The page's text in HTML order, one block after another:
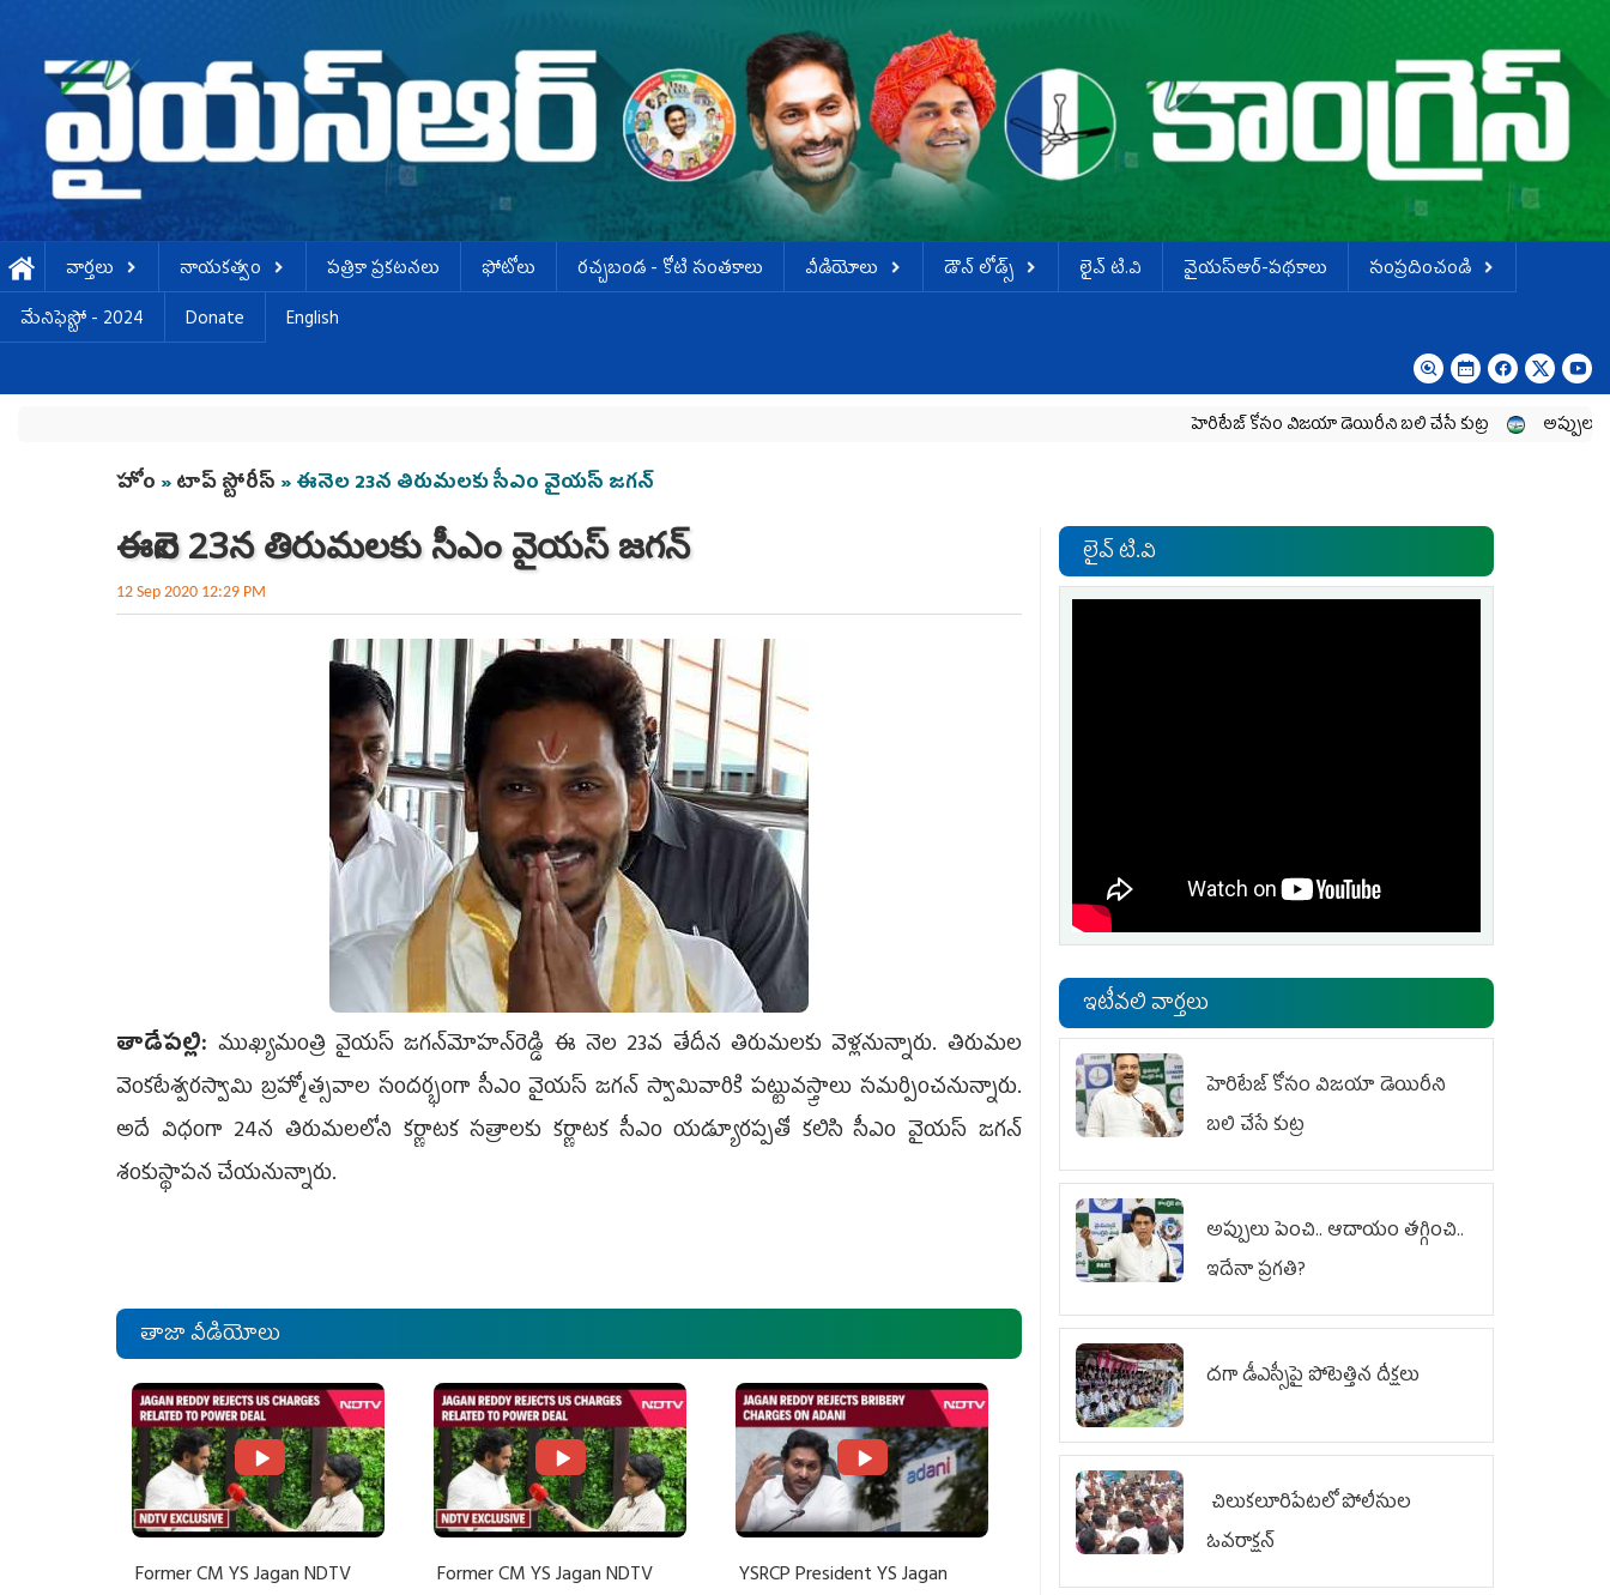
వార్తలు నాయకత్వం పత్రికా ప్రకటనలు ఫోటోలు ర‌చ్చ‌బండ‌ - కోటి సంత‌కాలు వీడియోలు డౌన్ లోడ్స్ లైవ్ టి.వి వైయస్ఆర్-పథకాలు
సంప్రదించండి
మేనిఫెస్టో - 2024
Donate English
హెరిటేజ్ కోసం విజయా డెయిరీని బలి చేసే కుట్ర‌ అప్పులు పెంచి..
You are here
హోం »టాప్ స్టోరీస్ » ఈనెల 23న తిరుమలకు సీఎం వైయస్‌ జగన్‌
ఈనెల 23న తిరుమలకు సీఎం వైయస్‌ జగన్‌
12 Sep 2020 12:29 PM
తాడేపల్లి: ముఖ్యమంత్రి వైయస్‌ జగన్‌మోహన్‌రెడ్డి ఈ నెల 23వ తేదీన తిరుమలకు వెళ్లనున్నారు. తిరుమల
వెంకటేశ్వరస్వామి బ్రహ్మోత్సవాల సందర్భంగా సీఎం వైయస్‌ జగన్‌ స్వామివారికి పట్టువస్త్రాలు సమర్పించనున్నారు.
అదే విధంగా 24న తిరుమలలోని కర్ణాటక సత్రాలకు కర్ణాటక సీఎం యడ్యూరప్పతో కలిసి సీఎం వైయస్‌ జగన్‌
శంకుస్థాపన చేయనున్నారు.
తాజా వీడియోలు
Former CM YS Jagan NDTV
Former CM YS Jagan NDTV
YSRCP President YS Jagan
లైవ్ టి.వి
ఇటీవలి వార్తలు
హెరిటేజ్ కోసం విజయా డెయిరీని
బలి చేసే కుట్ర‌
అప్పులు పెంచి.. ఆదాయం తగ్గించి..
ఇదేనా ప్రగతి?
దగా డీఎస్సీపై పోటెత్తిన దీక్షలు
చిలుక‌లూరిపేట‌లో పోలీసుల
ఓవ‌రాక్ష‌న్‌